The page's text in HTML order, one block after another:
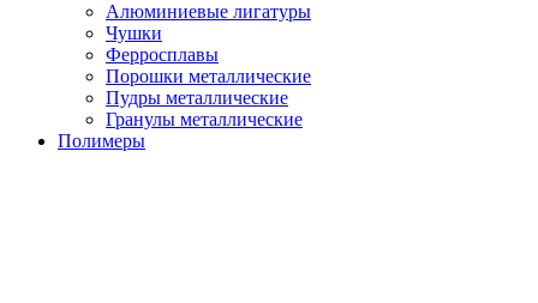
Алюминиевые лигатуры
Чушки
Ферросплавы
Порошки металлические
Пудры металлические
Гранулы металлические
Полимеры